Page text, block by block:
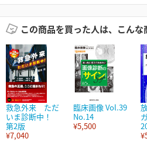
この商品を買った人は、こんな
救急外来 ただ
いま診断中！
第2版
¥7,040
臨床画像 Vol.39
No.14
¥5,500